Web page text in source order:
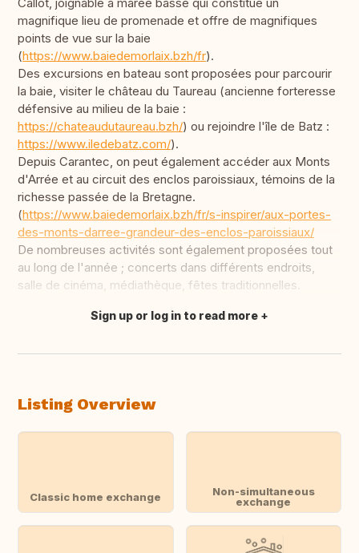
Callot, joignable à marée basse qui constitue un
magnifique lieu de promenade et offre de magnifiques
points de vue sur la baie
(https://www.baiedemorlaix.bzh/fr).
Des excursions en bateau sont proposées pour parcourir
la baie, visiter le château du Taureau (ancienne forteresse
défensive au milieu de la baie :
https://chateaudutaureau.bzh/) ou rejoindre l'île de Batz :
https://www.iledebatz.com/).
Depuis Carantec, on peut également accéder aux Monts
d'Arrée et au circuit des enclos paroissiaux, témoins de la
richesse passée de la Bretagne.
(https://www.baiedemorlaix.bzh/fr/s-inspirer/aux-portes-
des-monts-darree-grandeur-des-enclos-paroissiaux/
De nombreuses activités sont également proposées tout
au long de l'année ; concerts dans différents endroits,
salle de cinéma, médiathèque, fêtes traditionnelles.
Translate this
Sign up or log in to read more
Listing Overview
Classic home exchange
Non-simultaneous
exchange